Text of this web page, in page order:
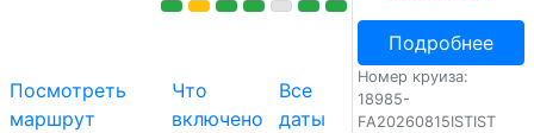
Посмотреть
маршрут
Что
включено
Все
даты
Подробнее
Номер круиза:
18985-
FA20260815ISTIST